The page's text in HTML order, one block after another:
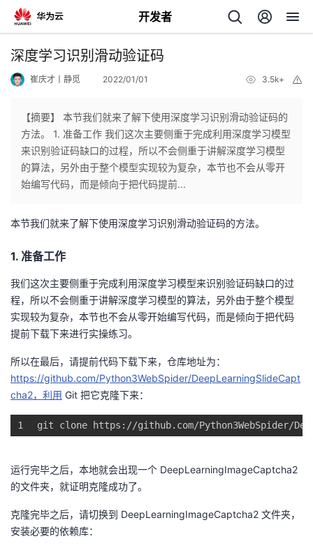
开发者
返
个
发
者
博
客
的
论
我
的
子
我
直
的
我
深度学习识别滑动验证码
崔庆才丨静觅 2022/01/01 3.5k+
【摘要】 本节我们就来了解下使用深度学习识别滑动验证码的
方法。 1. 准备工作 我们这次主要侧重于完成利用深度学习模型
来识别验证码缺口的过程，所以不会侧重于讲解深度学习模型
的算法，另外由于整个模型实现较为复杂，本节也不会从零开
始编写代码，而是倾向于把代码提前...
本节我们就来了解下使用深度学习识别滑动验证码的方法。
1. 准备工作
我们这次主要侧重于完成利用深度学习模型来识别验证码缺口的过
程，所以不会侧重于讲解深度学习模型的算法，另外由于整个模型
实现较为复杂，本节也不会从零开始编写代码，而是倾向于把代码
提前下载下来进行实操练习。
所以在最后，请提前代码下载下来，仓库地址为：
https://github.com/Python3WebSpider/DeepLearningSlideCapt
cha2，利用 Git 把它克隆下来：
1 git clone https ://github.com/Python3WebSpider/
运行完毕之后，本地就会出现一个 DeepLearningImageCaptcha2
的文件夹，就证明克隆成功了。
克隆完毕之后，请切换到 DeepLearningImageCaptcha2 文件夹，
安装必要的依赖库：